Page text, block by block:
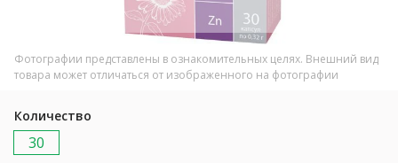
Фотографии представлены в ознакомительных целях. Внешний вид
товара может отличаться от изображенного на фотографии
Количество
30